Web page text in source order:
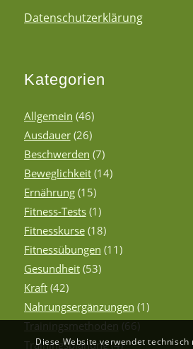
Datenschutzerklärung
Kategorien
Allgemein (46)
Ausdauer(26)
Beschwerden (7)
Beweglichkeit(14)
Ernährung(15)
Fitness-Tests(1)
Fitnesskurse(18)
Fitnessübungen (11)
Gesundheit(53)
Kraft(42)
Nahrungsergänzungen (1)
Trainingsmethoden (66)
Trainingsplanung(4)
Diese Website verwendet technisch